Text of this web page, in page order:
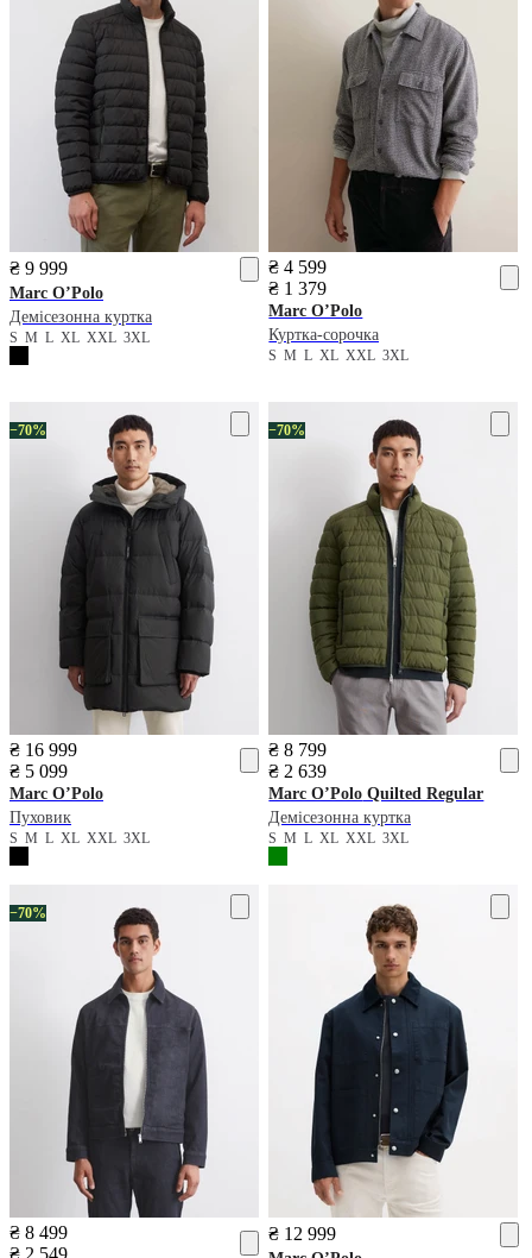
₴ 9 999
Marc O’Polo
Демісезонна куртка
S M L XL XXL 3XL
₴ 4 599
₴ 1 379
Marc O’Polo
Куртка-сорочка
SMLXLXXL3XL
−70%
₴ 16 999
₴ 5 099
Marc O’Polo
Пуховик
S M L XL XXL 3XL
−70%
₴ 8 799
₴ 2 639
Marc O’Polo Quilted Regular
Демісезонна куртка
SMLXLXXL3XL
−70%
₴ 8 499
₴ 2 549
₴ 12 999